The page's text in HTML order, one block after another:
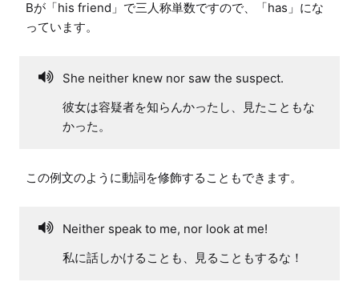
Bが「his friend」で三人称単数ですので、「has」にな
っています。
She neither knew nor saw the suspect.
彼女は容疑者を知らんかったし、見たこともな
かった。
この例文のように動詞を修飾することもできます。
Neither speak to me, nor look at me!
私に話しかけることも、見ることもするな！